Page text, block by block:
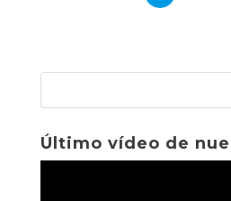
Último vídeo de